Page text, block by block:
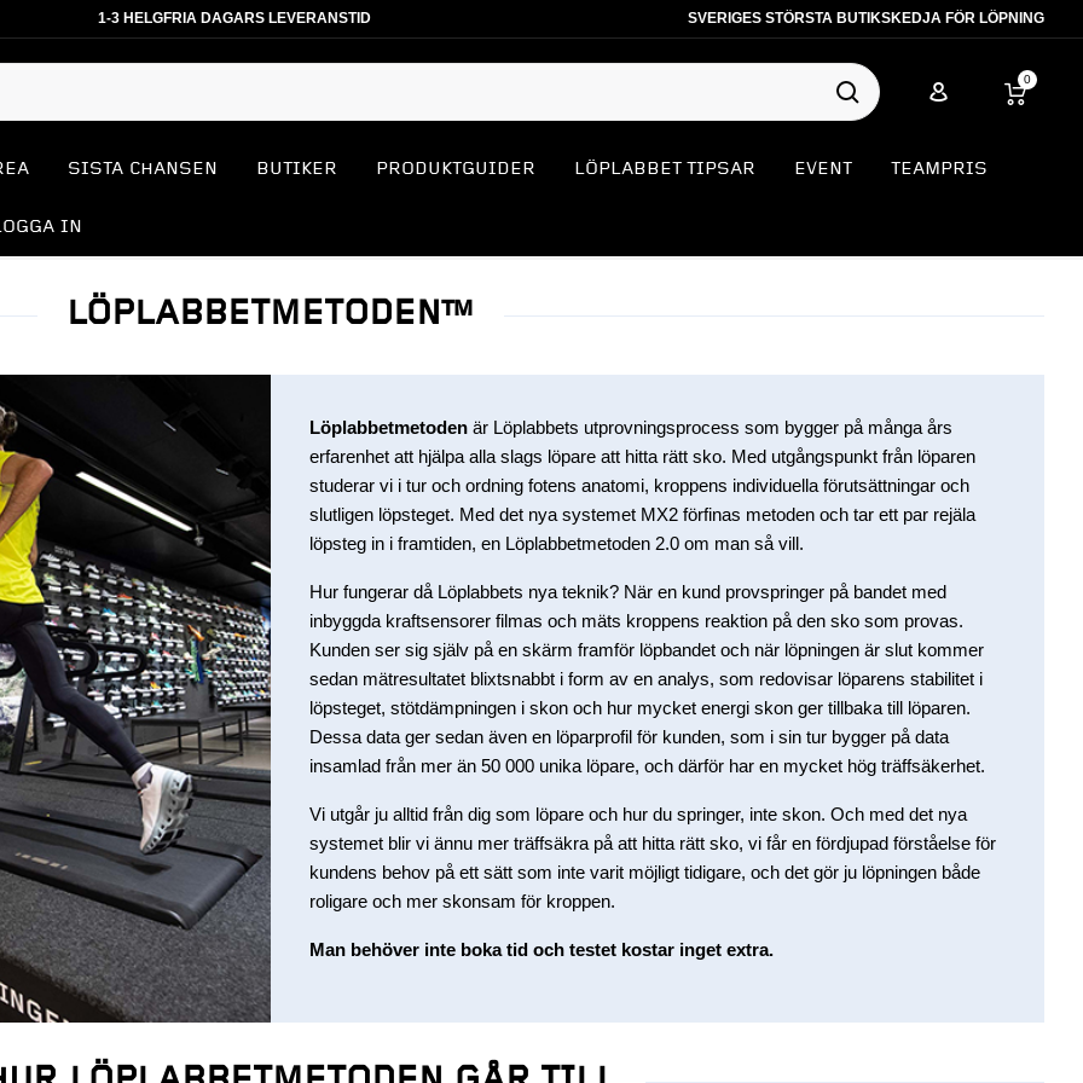
1-3 HELGFRIA DAGARS LEVERANSTID SVERIGES STÖRSTA BUTIKSKEDJA FÖR LÖPNING
0
SISTA CHANSEN BUTIKER PRODUKTGUIDER LÖPLABBET TIPSAR EVENT TEAMPRIS
IN
LÖPLABBETMETODEN™
Löplabbetmetoden är Löplabbets utprovningsprocess som bygger på många års
erfarenhet att hjälpa alla slags löpare att hitta rätt sko. Med utgångspunkt från löparen
studerar vi i tur och ordning fotens anatomi, kroppens individuella förutsättningar och
slutligen löpsteget. Med det nya systemet MX2 förfinas metoden och tar ett par rejäla
löpsteg in i framtiden, en Löplabbetmetoden 2.0 om man så vill.
Hur fungerar då Löplabbets nya teknik? När en kund provspringer på bandet med
inbyggda kraftsensorer filmas och mäts kroppens reaktion på den sko som provas.
Kunden ser sig själv på en skärm framför löpbandet och när löpningen är slut kommer
sedan mätresultatet blixtsnabbt i form av en analys, som redovisar löparens stabilitet i
löpsteget, stötdämpningen i skon och hur mycket energi skon ger tillbaka till löparen.
Dessa data ger sedan även en löparprofil för kunden, som i sin tur bygger på data
insamlad från mer än 50 000 unika löpare, och därför har en mycket hög träffsäkerhet.
Vi utgår ju alltid från dig som löpare och hur du springer, inte skon. Och med det nya
systemet blir vi ännu mer träffsäkra på att hitta rätt sko, vi får en fördjupad förståelse för
kundens behov på ett sätt som inte varit möjligt tidigare, och det gör ju löpningen både
roligare och mer skonsam för kroppen.
Man behöver inte boka tid och testet kostar inget extra.